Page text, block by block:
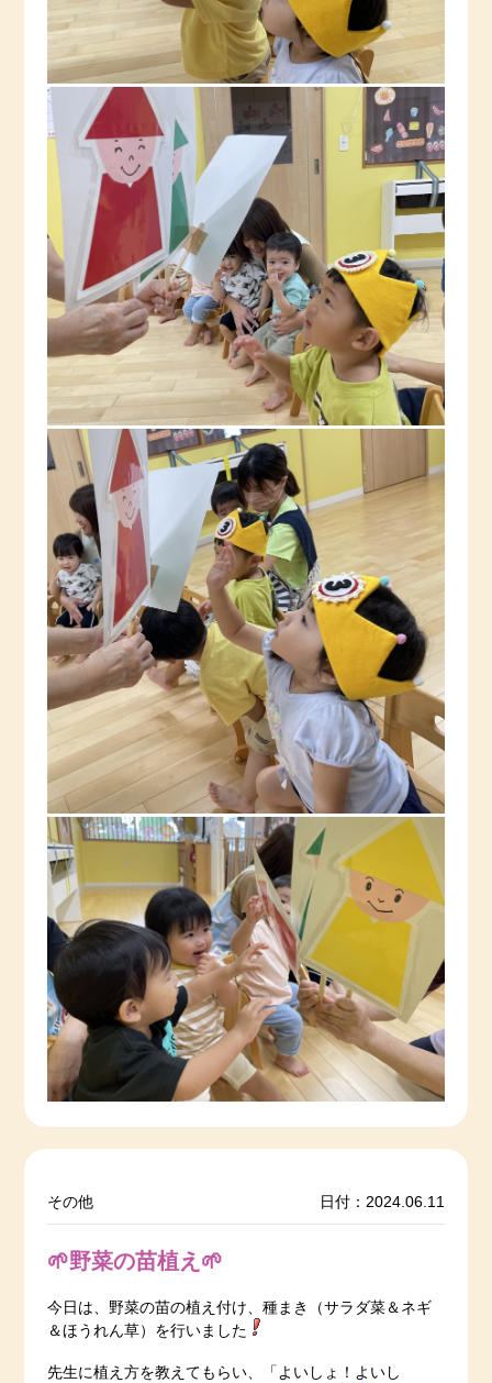
その他 日付：2024.06.11
🌱野菜の苗植え🌱
今日は、野菜の苗の植え付け、種まき（サラダ菜＆ネギ
＆ほうれん草）を行いました
先生に植え方を教えてもらい、「よいしょ！よいし